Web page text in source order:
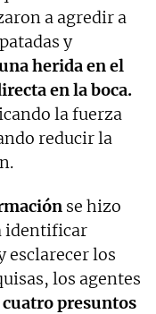
a agredir a
y
herida en el
en la boca.
la fuerza
reducir la
se hizo
identificar
esclarecer los
los agentes
cuatro presuntos